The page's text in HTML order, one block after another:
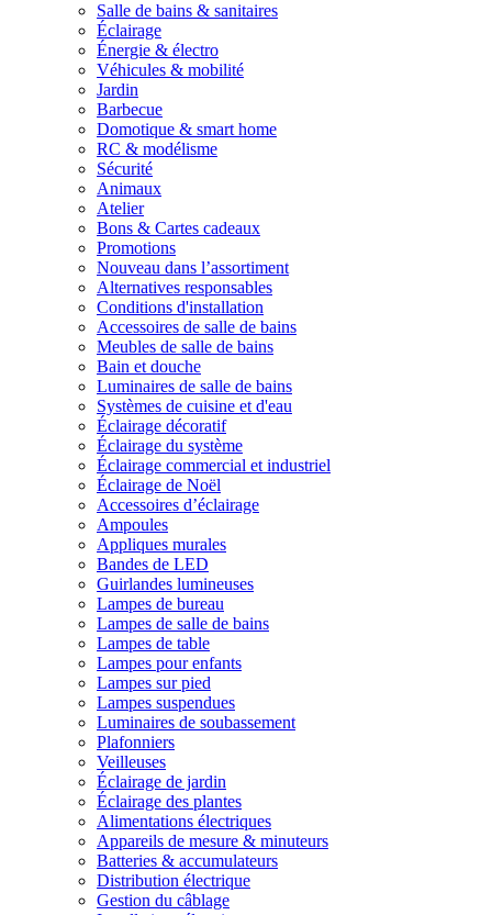
Salle de bains & sanitaires
Éclairage
Énergie & électro
Véhicules & mobilité
Jardin
Barbecue
Domotique & smart home
RC & modélisme
Sécurité
Animaux
Atelier
Bons & Cartes cadeaux
Promotions
Nouveau dans l’assortiment
Alternatives responsables
Conditions d'installation
Accessoires de salle de bains
Meubles de salle de bains
Bain et douche
Luminaires de salle de bains
Systèmes de cuisine et d'eau
Éclairage décoratif
Éclairage du système
Éclairage commercial et industriel
Éclairage de Noël
Accessoires d’éclairage
Ampoules
Appliques murales
Bandes de LED
Guirlandes lumineuses
Lampes de bureau
Lampes de salle de bains
Lampes de table
Lampes pour enfants
Lampes sur pied
Lampes suspendues
Luminaires de soubassement
Plafonniers
Veilleuses
Éclairage de jardin
Éclairage des plantes
Alimentations électriques
Appareils de mesure & minuteurs
Batteries & accumulateurs
Distribution électrique
Gestion du câblage